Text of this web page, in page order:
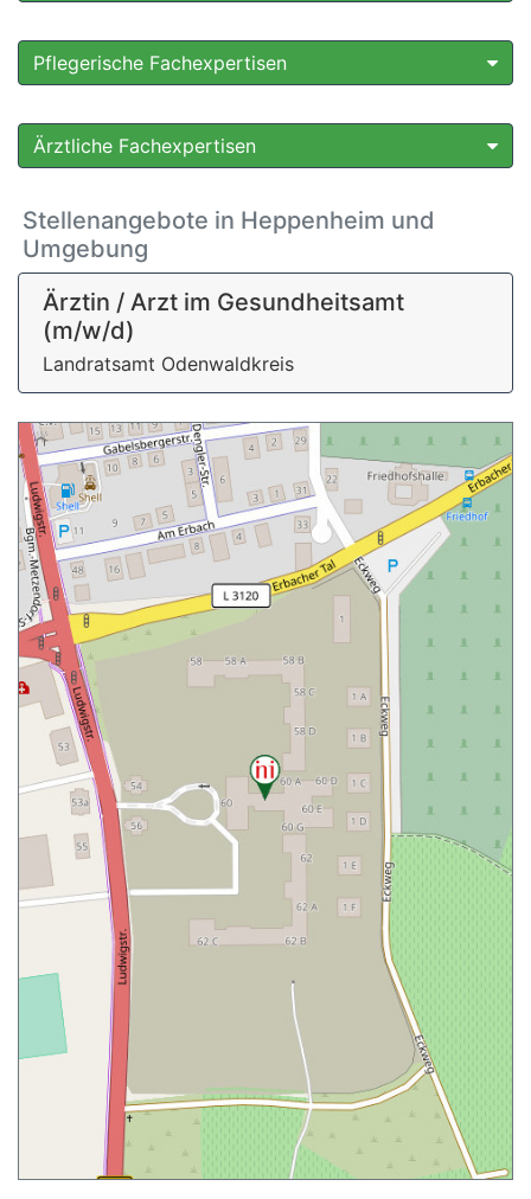
Pflegerische Fachexpertisen
Ärztliche Fachexpertisen
Stellenangebote in Heppenheim und
Umgebung
Ärztin / Arzt im Gesundheitsamt
(m/w/d)
Landratsamt Odenwaldkreis